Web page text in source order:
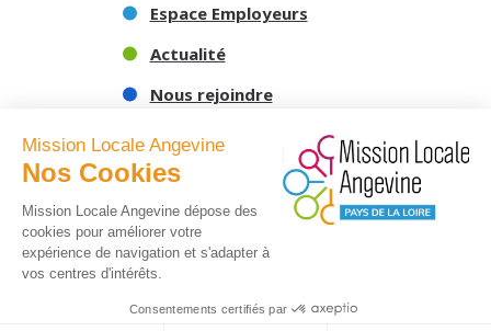
Espace Employeurs
Actualité
Nous rejoindre
Nous contacter
Mission Locale Angevine
Nos Cookies
Mission Locale Angevine dépose des
cookies pour améliorer votre
expérience de navigation et s'adapter à
vos centres d'intérêts.
Consentements certifiés par